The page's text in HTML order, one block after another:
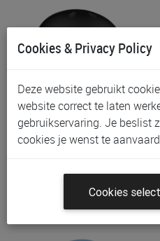
Fietshelm Scoot And Ride
XS, Maat: 45-51 Cm
Cookies & Privacy Policy
Deze website gebruikt
website correct te laten
gebruikservaring. Je beslist
cookies je wenst te
Cookies